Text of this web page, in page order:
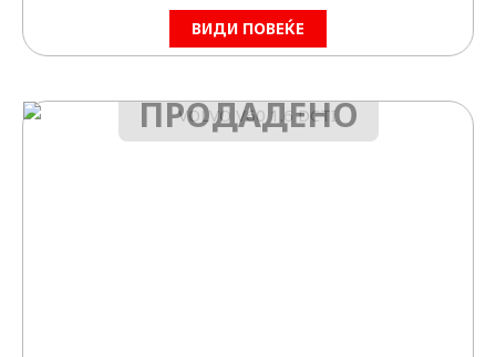
ВИДИ ПОВЕЌЕ
ПРОДАДЕНО